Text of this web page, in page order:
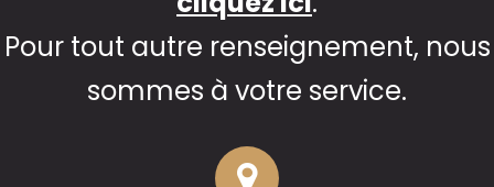
Pour tout autre renseignement, nous
sommes à votre service.